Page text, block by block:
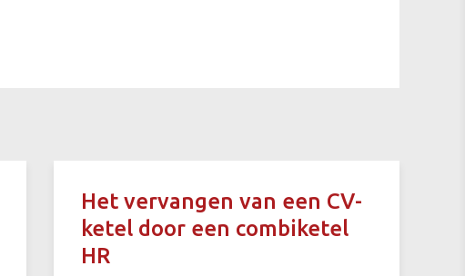
Het vervangen van een CV-
ketel door een combiketel
HR